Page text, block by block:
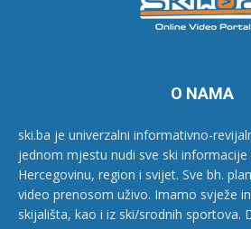
O NAMA
ski.ba je univerzalni informativno-
jednom mjestu nudi sve ski informacije
Hercegovinu, region i svijet. Sve bh.
video prenosom uživo. Imamo svježe
skijališta, kao i iz ski/srodnih sportova.